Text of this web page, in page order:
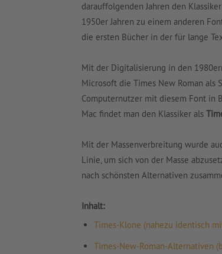
darauffolgenden Jahren den
1950er Jahren zu einem anderen
die ersten Bücher in der für lange
Mit der Digitalisierung in den
Microsoft die Times New Roman
Computernutzer mit diesem Font in
Mac findet man den Klassiker als
Mit der Massenverbreitung wurde
Linie, um sich von der Masse
nach schönsten Alternativen
Inhalt:
Times-Klone (nahezu identisch
Times-New-Roman-Alternativen